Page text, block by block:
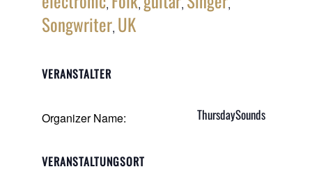
, , , ,
Songwriter, UK
VERANSTALTUNGSORT
VERANSTALTER
Organizer Name: ThursdaySounds